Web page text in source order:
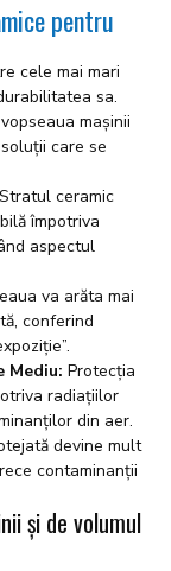
pentru
cele mai mari
sa.
mașinii
care se
Stratul ceramic
împotriva
aspectul
va arăta mai
conferind
Mediu: Protecția
radiațiilor
din aer.
devine mult
contaminanții
și de volumul